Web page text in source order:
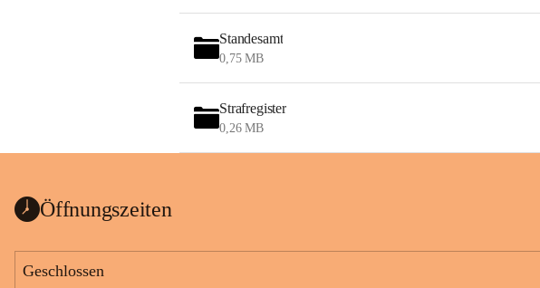
Standesamt
0,75 MB
Strafregister
0,26 MB
Öffnungszeiten
Geschlossen